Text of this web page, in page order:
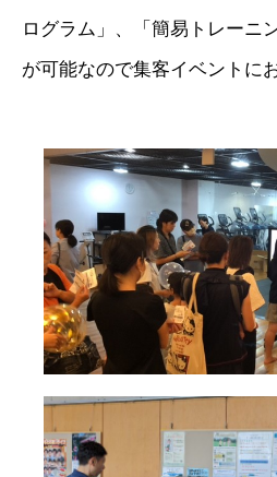
ログラム」、「簡易トレーニ
が可能なので集客イベントに